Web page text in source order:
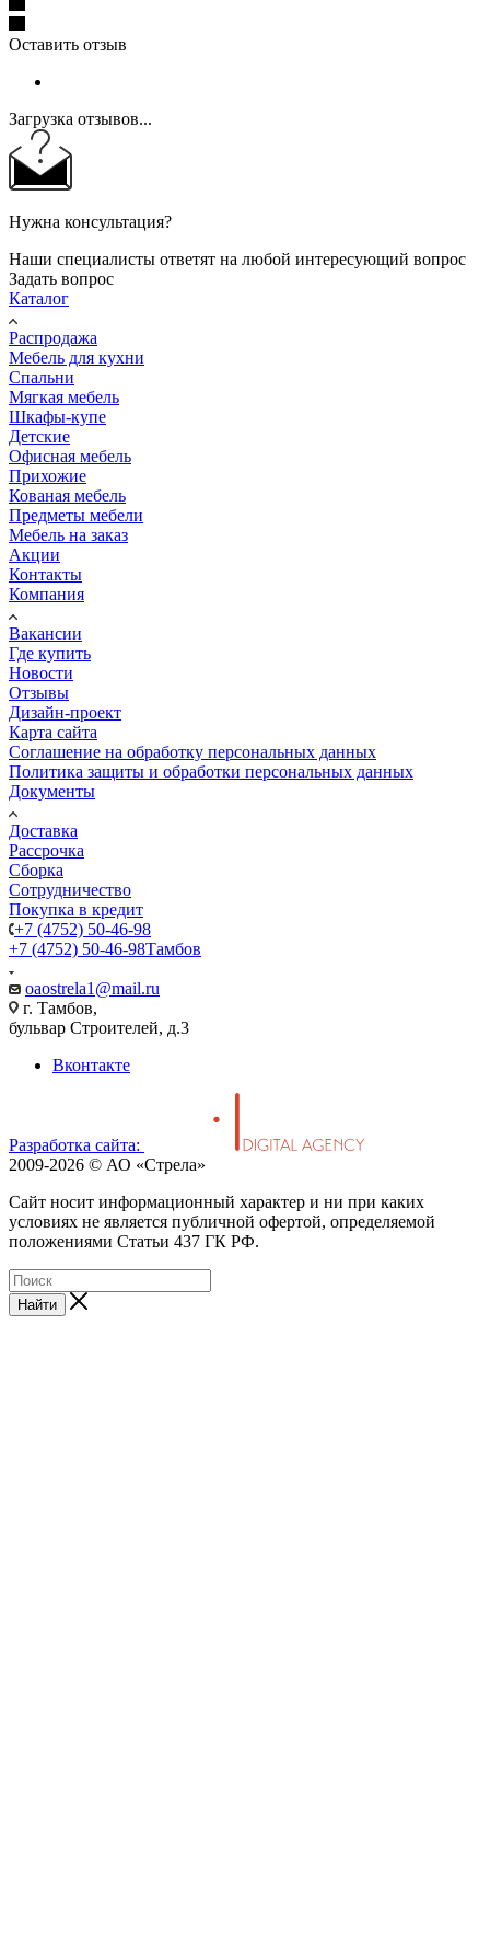
Оставить отзыв
Загрузка отзывов...
Нужна консультация?
Наши специалисты ответят на любой интересующий вопрос
Задать вопрос
Каталог
Распродажа
Мебель для кухни
Спальни
Мягкая мебель
Шкафы-купе
Детские
Офисная мебель
Прихожие
Кованая мебель
Предметы мебели
Мебель на заказ
Акции
Контакты
Компания
Вакансии
Где купить
Новости
Отзывы
Дизайн-проект
Карта сайта
Соглашение на обработку персональных данных
Политика защиты и обработки персональных данных
Документы
Доставка
Рассрочка
Сборка
Сотрудничество
Покупка в кредит
+7 (4752) 50-46-98
+7 (4752) 50-46-98Тамбов
oaostrela1@mail.ru
г. Тамбов,
бульвар Строителей, д.3
Вконтакте
Разработка сайта:
2009-2026 © АО «Стрела»
Cайт носит информационный характер и ни при каких
условиях не является публичной офертой, определяемой
положениями Статьи 437 ГК РФ.
Найти